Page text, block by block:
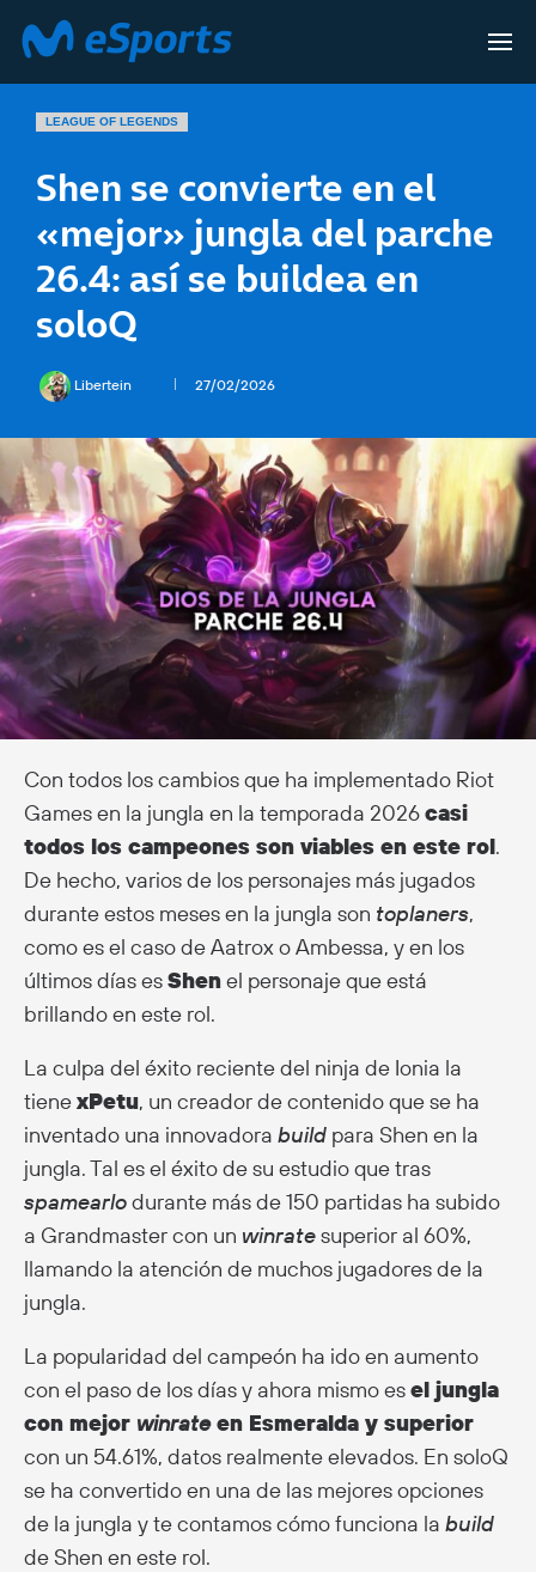
LEAGUE OF LEGENDS
Shen se convierte en el
«mejor» jungla del parche
26.4: así se buildea en
soloQ
Libertein 27/02/2026
Con todos los cambios que ha implementado Riot
Games en la jungla en la temporada 2026casi
todos los campeones son viables en este rol.
De hecho, varios de los personajes más jugados
durante estos meses en la jungla son toplaners,
como es el caso de Aatrox o Ambessa, y en los
últimos días esShenel personaje que está
brillando en este rol.
La culpa del éxito reciente del ninja de Ionia la
tienexPetu, un creador de contenido que se ha
inventado una innovadora build para Shen en la
jungla. Tal es el éxito de su estudio que tras
spamearlodurante más de 150 partidas ha subido
a Grandmaster con un winratesuperior al 60%,
llamando la atención de muchos jugadores de la
jungla.
La popularidad del campeón ha ido en aumento
con el paso de los días y ahora mismo esel jungla
con mejor winrateen Esmeralda y superior
con un 54.61%, datos realmente elevados. En soloQ
se ha convertido en una de las mejores opciones
de la jungla y te contamos cómo funciona la build
de Shen en este rol.